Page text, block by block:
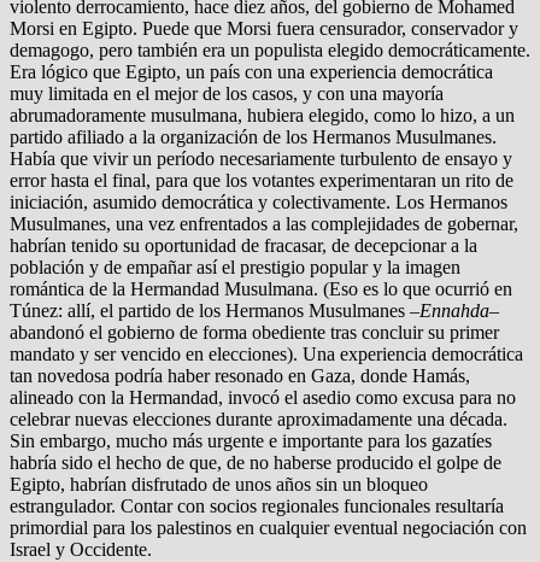
violento derrocamiento, hace diez años, del gobierno de Mohamed
Morsi en Egipto. Puede que Morsi fuera censurador, conservador y
demagogo, pero también era un populista elegido democráticamente.
Era lógico que Egipto, un país con una experiencia democrática
muy limitada en el mejor de los casos, y con una mayoría
abrumadoramente musulmana, hubiera elegido, como lo hizo, a un
partido afiliado a la organización de los Hermanos Musulmanes.
Había que vivir un período necesariamente turbulento de ensayo y
error hasta el final, para que los votantes experimentaran un rito de
iniciación, asumido democrática y colectivamente. Los Hermanos
Musulmanes, una vez enfrentados a las complejidades de gobernar,
habrían tenido su oportunidad de fracasar, de decepcionar a la
población y de empañar así el prestigio popular y la imagen
romántica de la Hermandad Musulmana. (Eso es lo que ocurrió en
Túnez: allí, el partido de los Hermanos Musulmanes –Ennahda–
abandonó el gobierno de forma obediente tras concluir su primer
mandato y ser vencido en elecciones). Una experiencia democrática
tan novedosa podría haber resonado en Gaza, donde Hamás,
alineado con la Hermandad, invocó el asedio como excusa para no
celebrar nuevas elecciones durante aproximadamente una década.
Sin embargo, mucho más urgente e importante para los gazatíes
habría sido el hecho de que, de no haberse producido el golpe de
Egipto, habrían disfrutado de unos años sin un bloqueo
estrangulador. Contar con socios regionales funcionales resultaría
primordial para los palestinos en cualquier eventual negociación con
Israel y Occidente.